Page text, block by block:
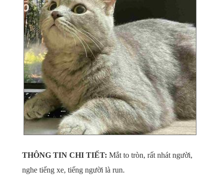
THÔNG TIN CHI TIẾT: Mắt to tròn, rất nhát người,
nghe tiếng xe, tiếng người là run.